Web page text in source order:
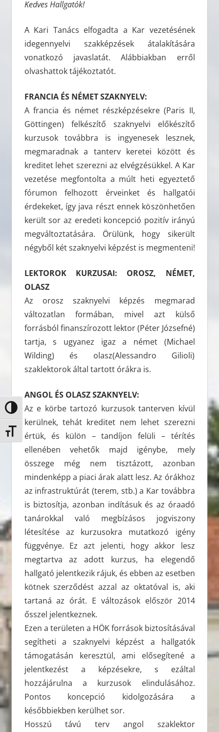
Nagy kontraszt váltása
Betűméret váltása
Kedves Hallgatók!
A Kari Tanács elfogadta a Kar vezetésének
idegennyelvi szakképzések átalakítására
vonatkozó javaslatát. Alábbiakban erről
olvashattok tájékoztatót.
FRANCIA ÉS NÉMET SZAKNYELV:
A francia és német részképzésekre (Paris II,
Göttingen) felkészítő szaknyelvi előkészítő
kurzusok továbbra is ingyenesek lesznek,
megmaradnak a tanterv keretei között és
kreditet lehet szerezni az elvégzésükkel. A Kar
vezetése megfontolta a múlt heti egyeztető
fórumon felhozott érveinket és hallgatói
érdekeket, így java részt ennek köszönhetően
került sor az eredeti koncepció pozitív irányú
megváltoztatására. Örülünk, hogy sikerült
négyből két szaknyelvi képzést is megmenteni!
LEKTOROK KURZUSAI: OROSZ, NÉMET,
OLASZ
Az orosz szaknyelvi képzés megmarad
változatlan formában, mivel azt külső
forrásból finanszírozott lektor (Péter Józsefné)
tartja, s ugyanez igaz a német (Michael
Wilding) és olasz(Alessandro Gilioli)
szaklektorok által tartott órákra is.
ANGOL ÉS OLASZ SZAKNYELV:
Az e körbe tartozó kurzusok tanterven kívül
kerülnek, tehát kreditet nem lehet szerezni
értük, és külön – tandíjon felüli – térítés
ellenében vehetők majd igénybe, mely
összege még nem tisztázott, azonban
mindenképp a piaci árak alatt lesz. Az órákhoz
az infrastruktúrát (terem, stb.) a Kar továbbra
is biztosítja, azonban indításuk és az óraadó
tanárokkal való megbízásos jogviszony
létesítése az kurzusokra mutatkozó igény
függvénye. Ez azt jelenti, hogy akkor lesz
megtartva az adott kurzus, ha elegendő
hallgató jelentkezik rájuk, és ebben az esetben
kötnek szerződést azzal az oktatóval is, aki
tartaná az órát. E változások először 2014
ősszel jelentkeznek.
Ezen a területen a HÖK források biztosításával
segítheti a szaknyelvi képzést a hallgatók
támogatásán keresztül, ami elősegítené a
jelentkezést a képzésekre, s ezáltal
hozzájárulna a kurzusok elindulásához.
Pontos koncepció kidolgozására a
későbbiekben kerülhet sor.
Hosszú távú terv angol szaklektor